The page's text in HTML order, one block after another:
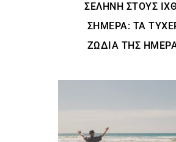
ΣΕΛΉΝΗ ΣΤΟΥΣ
ΣΉΜΕΡΑ: ΤΑ
ΖΏΔΙΑ ΤΗΣ